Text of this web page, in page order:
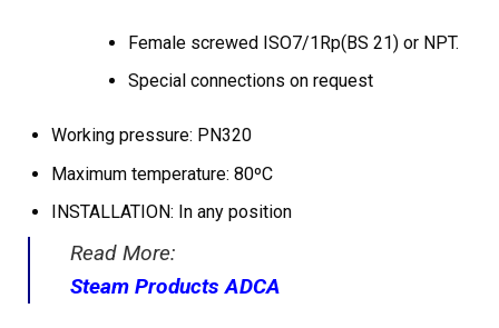
Female screwed ISO7/1Rp(BS 21) or NPT.
Special connections on request
Working pressure: PN320
Maximum temperature: 80ºC
INSTALLATION: In any position
Read More:
Steam Products ADCA